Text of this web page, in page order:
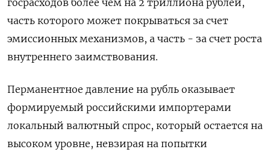
госрасходов более чем на 2 триллиона рублей,
часть которого может покрываться за счет
эмиссионных механизмов, а часть - за счет роста
внутреннего заимствования.
Перманентное давление на рубль оказывает
формируемый российскими импортерами
локальный валютный спрос, который остается на
высоком уровне, невзирая на попытки